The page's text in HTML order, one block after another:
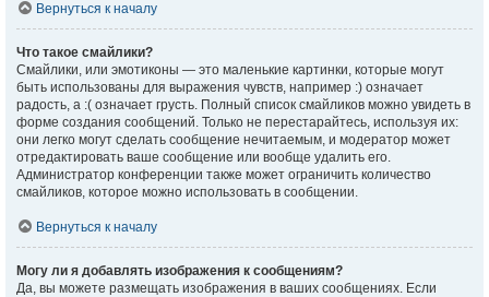
Вернуться к началу
Что такое смайлики?
Смайлики, или эмотиконы — это маленькие картинки, которые могут
быть использованы для выражения чувств, например :) означает
радость, а :( означает грусть. Полный список смайликов можно увидеть в
форме создания сообщений. Только не перестарайтесь, используя их:
они легко могут сделать сообщение нечитаемым, и модератор может
отредактировать ваше сообщение или вообще удалить его.
Администратор конференции также может ограничить количество
смайликов, которое можно использовать в сообщении.
Вернуться к началу
Могу ли я добавлять изображения к сообщениям?
Да, вы можете размещать изображения в ваших сообщениях. Если